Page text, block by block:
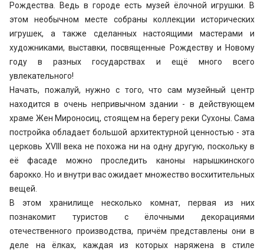
Рождества. Ведь в городе есть музей ёлочной игрушки. В
этом необычном месте собраны коллекции исторических
игрушек, а также сделанных настоящими мастерами и
художниками, выставки, посвященные Рождеству и Новому
году в разных государствах и ещё много всего
увлекательного!
Начать, пожалуй, нужно с того, что сам музейный центр
находится в очень непривычном здании - в действующем
храме Жен Мироносиц, стоящем на берегу реки Сухоны. Сама
постройка обладает большой архитектурной ценностью - эта
церковь XVIII века не похожа ни на одну другую, поскольку в
её фасаде можно проследить каноны нарышкинского
барокко. Но и внутри вас ожидает множество восхитительных
вещей.
В этом хранилище несколько комнат, первая из них
познакомит туристов с ёлочными декорациями
отечественного производства, причём представлены они в
деле на ёлках, каждая из которых наряжена в стиле